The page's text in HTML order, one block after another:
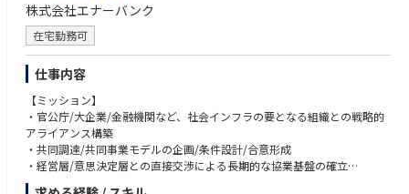
【仕事の魅力・やりがい】
・東京電力グループの土木部門では、発電所設備建設や地中送電土木工事
等、スケールの大きな仕事にチャレンジできる環境があり、また高度な技
術を必要とするやりがいのあるプロジェクトが多く存在しており、中核と
なる技術者として関与が可能です。
・調査、設計、工事監理のみならず、計画業務、保守運用まで、特定のフ
ェーズにとどまらず一連のライフサイクルに携わる事ができるため、幅広
い視点、俯瞰した視野から土木構造物を考えられるプロフェッショナルに
なれます。
・優秀な土木技術者が多数存在している技術者集団の中で共に切磋琢磨し
ながら、技術者として成長できる環境です。
・カーボンニュートラル・強靭化（防災、レジリエンス強化）を実現しな
株式会社エナーバンク
在宅勤務可
仕事内容
【ミッション】
・官公庁/大企業/金融機関など、社会インフラの要となる組織との戦略的
アライアンス構築
・共同調達/共同事業モデルの企画/条件設計/合意形成
・経営層/意思決定層との直接交渉による長期的な協業基盤の確立
・パートナー企業の事業成長を支える戦略設計と伴走